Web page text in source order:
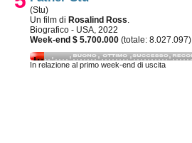
(Stu)
Un film di Rosalind Ross.
Biografico - USA, 2022
Week-end $ 5.700.000 (totale: 8.027.097)
In relazione al primo week-end di uscita